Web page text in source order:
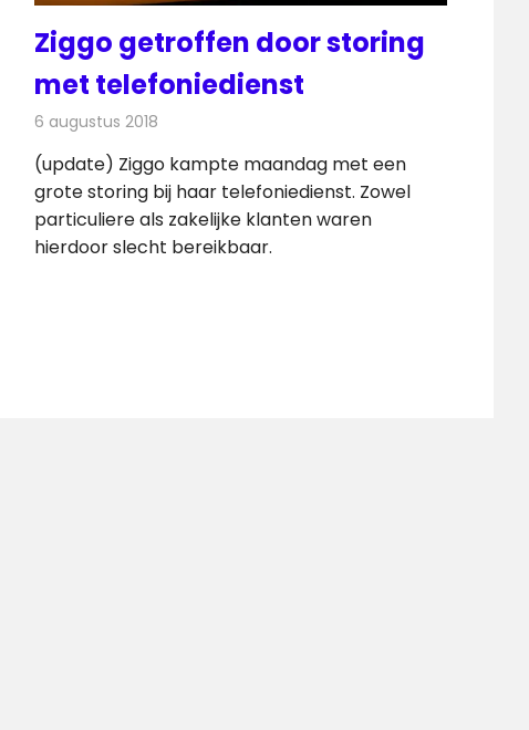
Ziggo getroffen door storing
met telefoniedienst
6 augustus 2018
(update) Ziggo kampte maandag met een
grote storing bij haar telefoniedienst. Zowel
particuliere als zakelijke klanten waren
hierdoor slecht bereikbaar.